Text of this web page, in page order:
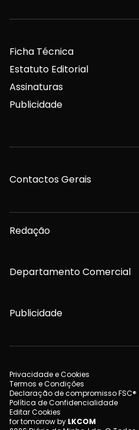
Ficha Técnica
Estatuto Editorial
Assinaturas
Publicidade
Contactos Gerais
Redação
Departamento Comercial
Publicidade
Privacidade e Cookies
Termos e Condições
Declaração de compromisso FSC®
Política de Confidencialidade
Editar Cookies
for tomorrow by LKCOM